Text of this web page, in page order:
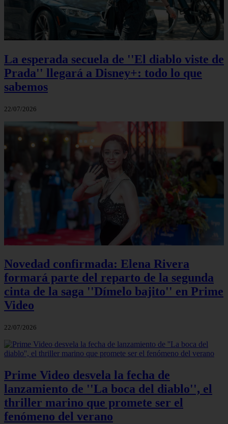
La esperada secuela de ''El diablo viste de
Prada'' llegará a Disney+: todo lo que
sabemos
22/07/2026
Novedad confirmada: Elena Rivera
formará parte del reparto de la segunda
cinta de la saga ''Dímelo bajito'' en Prime
Video
22/07/2026
Prime Video desvela la fecha de
lanzamiento de ''La boca del diablo'', el
thriller marino que promete ser el
fenómeno del verano